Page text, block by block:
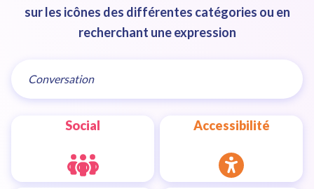
sur les icônes des différentes catégories ou en
recherchant une expression
Social Accessibilité